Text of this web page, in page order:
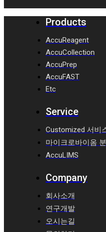
Products
AccuReagent
AccuCollection
AccuPrep
AccuFAST
Etc
Service
Customized 서비
마이크로바이옴
AccuLIMS
Company
회사소개
연구개발
오시는길